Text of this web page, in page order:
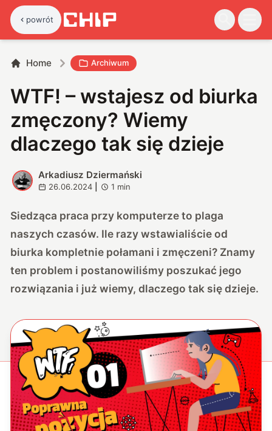
powrót
Home Archiwum
WTF! – wstajesz od biurka
zmęczony? Wiemy
dlaczego tak się dzieje
A
Arkadiusz Dziermański
26.06.2024 1 min
Siedząca praca przy komputerze to plaga
naszych czasów. Ile razy wstawialiście od
biurka kompletnie połamani i zmęczeni? Znamy
ten problem i postanowiliśmy poszukać jego
rozwiązania i już wiemy, dlaczego tak się dzieje.